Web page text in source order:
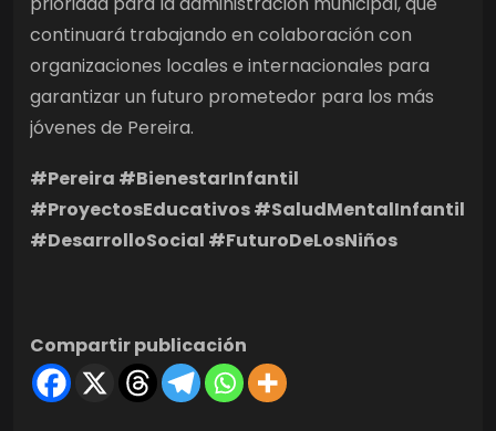
continuará trabajando en colaboración con
organizaciones locales e internacionales para
garantizar un futuro prometedor para los más
jóvenes de Pereira.
#Pereira #BienestarInfantil
#ProyectosEducativos #SaludMentalInfantil
#DesarrolloSocial #FuturoDeLosNiños
Compartir publicación